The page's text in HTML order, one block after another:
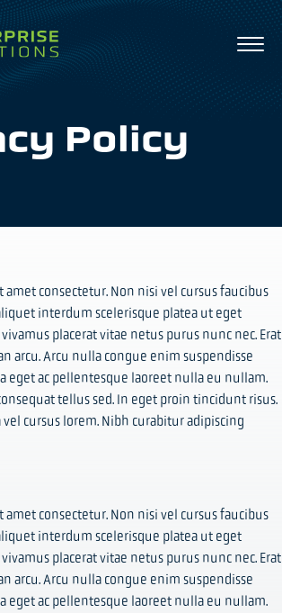
Policy
amet consectetur. Non nisi vel cursus faucibus
interdum scelerisque platea ut eget
placerat vitae netus purus nunc nec. Erat
arcu. Arcu nulla congue enim suspendisse
eget ac pellentesque laoreet nulla eu nullam.
tellus sed. In eget proin tincidunt risus.
cursus lorem. Nibh curabitur adipiscing
amet consectetur. Non nisi vel cursus faucibus
interdum scelerisque platea ut eget
placerat vitae netus purus nunc nec. Erat
arcu. Arcu nulla congue enim suspendisse
eget ac pellentesque laoreet nulla eu nullam.